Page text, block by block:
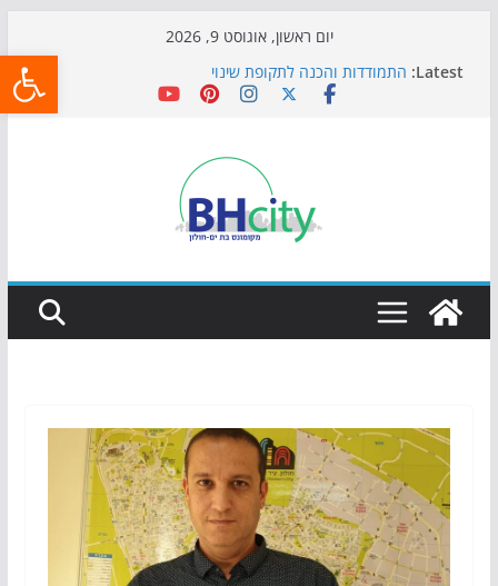
יום ראשון, אוגוסט 9, 2026
Latest: התמודדות והכנה לתקופת שינוי
אי ההרפתקאות ממשיך לכבוש את הגינות: מאות משפחות
כדורגל באווירה מיוחדת: הקרנת גמר המונדיאל בטרמינל
הקיץ של בני הנוער בבת־ים: חוף הריביירה הופך למרחב
בטוח בשעות הערב